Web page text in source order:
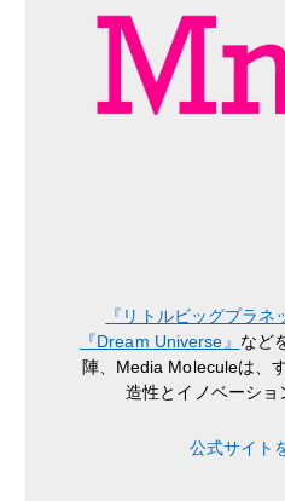
『リトルビッグプラネ
『Dream Universe』 など
陣、Media Moleculeは、
造性とイノベーショ
公式サイト